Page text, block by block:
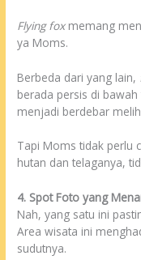
Flying foxmemang
ya Moms.
Berbeda dari yang lain,
berada persis di
menjadi berdebar
Tapi Moms tidak perlu
hutan dan telaganya,
4. Spot Foto yang
Nah, yang satu ini
Area wisata ini
sudutnya.